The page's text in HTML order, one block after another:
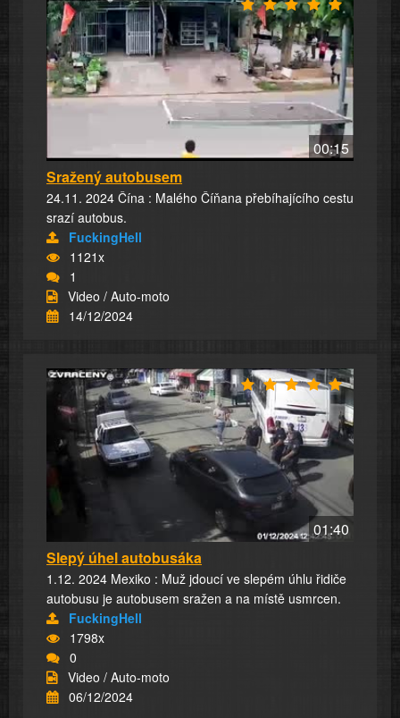
00:15
Sražený autobusem
24.11. 2024 Čína : Malého Číňana přebíhajícího cestu
srazí autobus.
FuckingHell
1121x
1
Video / Auto-moto
14/12/2024
01:40
Slepý úhel autobusáka
1.12. 2024 Mexiko : Muž jdoucí ve slepém úhlu řidiče
autobusu je autobusem sražen a na místě usmrcen.
FuckingHell
1798x
0
Video / Auto-moto
06/12/2024